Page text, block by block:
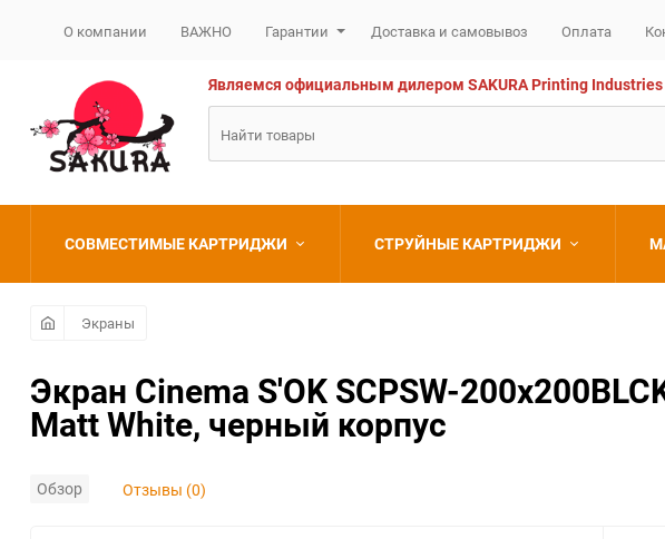
О компании ВАЖНО Гарантии Доставка и самовывоз Оплата
Являемся официальным дилером SAKURA Printing Industries
Brother
Epson
HP
СОВМЕСТИМЫЕ КАРТРИДЖИ
Canon
Epson
СТРУЙНЫЕ КАРТРИДЖИ
Экраны
Экран Cinema S'OK SCPSW-
Matt White, черный корпус
Обзор Отзывы (0)